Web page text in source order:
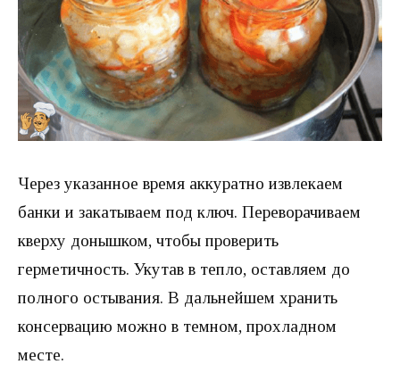
Через указанное время аккуратно извлекаем
банки и закатываем под ключ. Переворачиваем
кверху донышком, чтобы проверить
герметичность. Укутав в тепло, оставляем до
полного остывания. В дальнейшем хранить
консервацию можно в темном, прохладном
месте.